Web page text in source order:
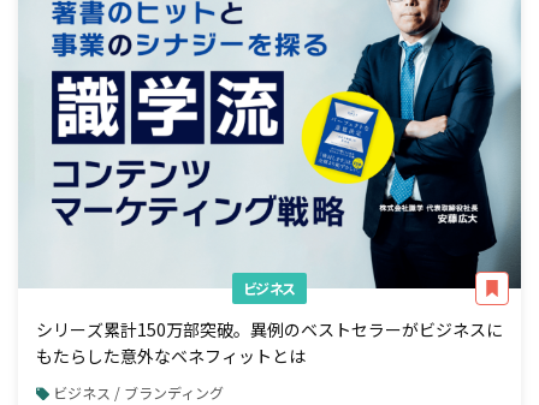
ビジネス
シリーズ累計150万部突破。異例のベストセラーがビジネスに
もたらした意外なベネフィットとは
ビジネス / ブランディング